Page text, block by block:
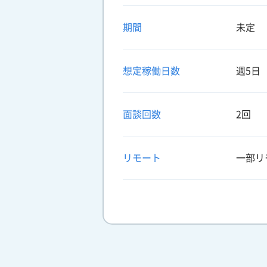
期間 未定
想定稼働日数 週5日
面談回数 2回
リモート 一部リ